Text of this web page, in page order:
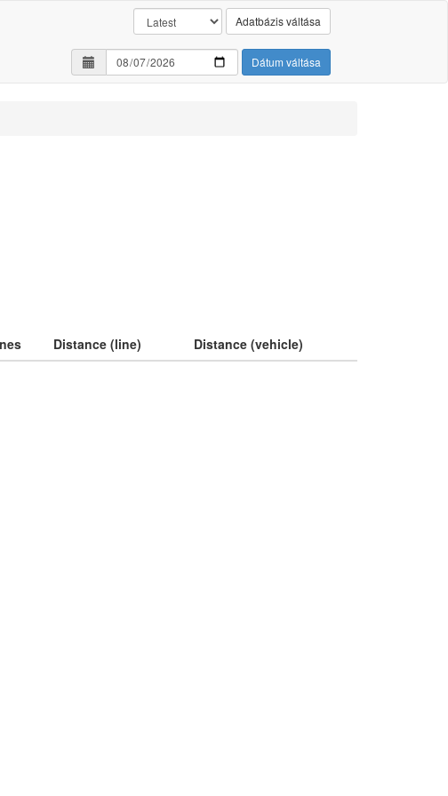
Adatbázis váltása
Dátum váltása
Distance (line) Distance (vehicle)